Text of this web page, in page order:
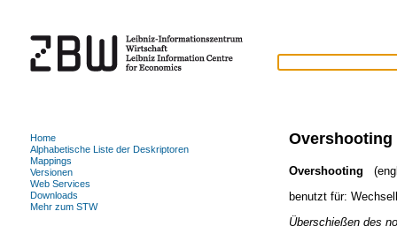
Overshooting
Overshooting
benutzt für:
Überschießen des
Home
Alphabetische Liste der Deskriptoren
Mappings
Versionen
Web Services
Downloads
Mehr zum STW